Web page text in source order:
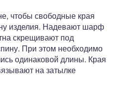
чтобы свободные края
изделия. Надевают шарф
скрещивают под
При этом необходимо
одинаковой длины. Края
на затылке